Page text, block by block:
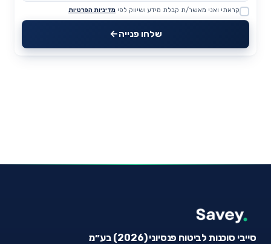
Website
קראתי ואני מאשר/ת קבלת מידע ושיווק לפי מדיניות הפרטיות
שלחו פנייה
סייבי סוכנות לביטוח פנסיוני (2026) בע״מ